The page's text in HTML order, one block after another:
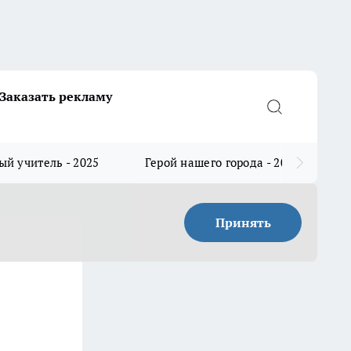
Заказать рекламу
учитель - 2025 Герой нашего города - 2025
Принять